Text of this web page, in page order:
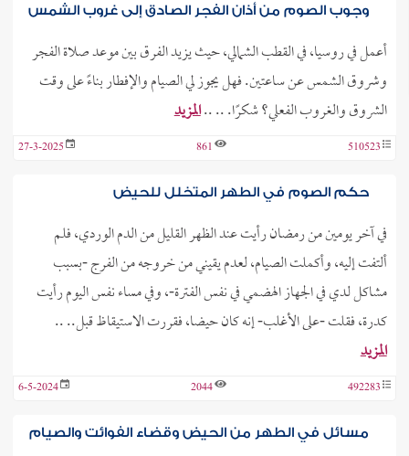
وجوب الصوم من أذان الفجر الصادق إلى غروب الشمس
أعمل في روسيا، في القطب الشمالي، حيث يزيد الفرق بين موعد صلاة الفجر
وشروق الشمس عن ساعتين. فهل يجوز لي الصيام والإفطار بناءً على وقت
الشروق والغروب الفعلي؟ شكرًا. .. ..المزيد
510523
861
27-3-2025
حكم الصوم في الطهر المتخلل للحيض
في آخر يومين من رمضان رأيت عند الظهر القليل من الدم الوردي، فلم
ألتفت إليه، وأكملت الصيام، لعدم يقيني من خروجه من الفرج -بسبب
مشاكل لدي في الجهاز الهضمي في نفس الفترة-، وفي مساء نفس اليوم رأيت
كدرة، فقلت -على الأغلب- إنه كان حيضا، فقررت الاستيقاظ قبل.. ..
المزيد
492283
2044
6-5-2024
مسائل في الطهر من الحيض وقضاء الفوائت والصيام